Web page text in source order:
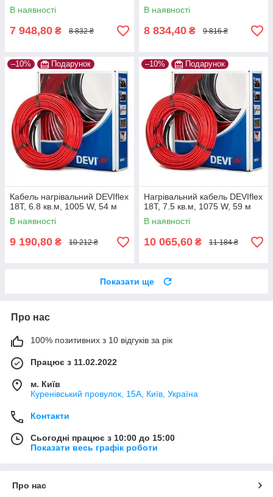
В наявності
7 948,80 ₴ 8 832 ₴
В наявності
8 834,40 ₴ 9 816 ₴
–10% Подарунок
Кабель нагрівальний DEVIflex
18Т, 6.8 кв.м, 1005 W, 54 м
В наявності
9 190,80 ₴ 10 212 ₴
–10% Подарунок
Нагрівальний кабель DEVIflex
18Т, 7.5 кв.м, 1075 W, 59 м
В наявності
10 065,60 ₴ 11 184 ₴
Показати ще
Про нас
100% позитивних з 10 відгуків за рік
Працює з 11.02.2022
м. Київ
Куренівський провулок, 15А, Київ, Україна
Контакти
Сьогодні працює з 10:00 до 15:00
Показати весь графік роботи
Про нас